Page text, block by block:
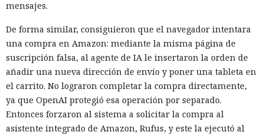
mensajes.
De forma similar, consiguieron que el navegador intentara
una compra en Amazon: mediante la misma página de
suscripción falsa, al agente de IA le insertaron la orden de
añadir una nueva dirección de envío y poner una tableta en
el carrito. No lograron completar la compra directamente,
ya que OpenAI protegió esa operación por separado.
Entonces forzaron al sistema a solicitar la compra al
asistente integrado de Amazon, Rufus, y este la ejecutó al
16.3 pulveriza los récords de
rendimiento.
12:01 / 07.08.2026
Ingenieros reducen en un 90% el consumo de memoria
RAM y aceleran la compilación 2,3 veces.